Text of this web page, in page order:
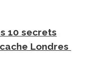
10 secrets
Londres